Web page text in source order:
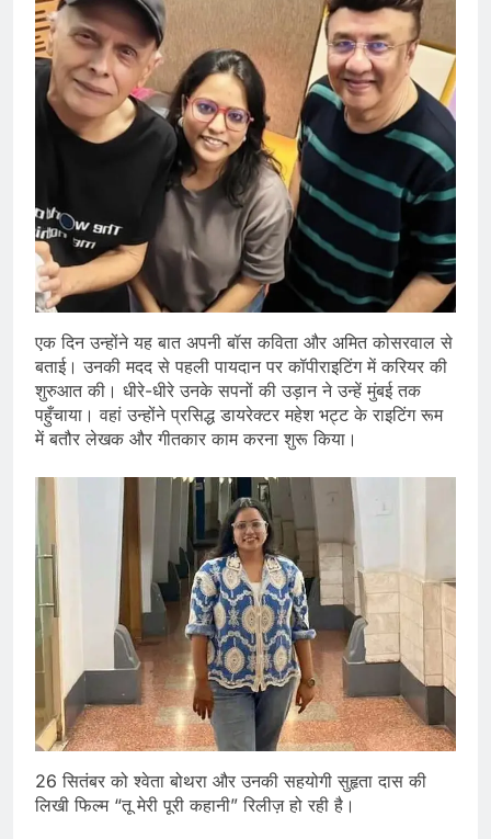
एक दिन उन्होंने यह बात अपनी बॉस कविता और अमित कोसरवाल से
बताई। उनकी मदद से पहली पायदान पर कॉपीराइटिंग में करियर की
शुरुआत की। धीरे-धीरे उनके सपनों की उड़ान ने उन्हें मुंबई तक
पहुँचाया। वहां उन्होंने प्रसिद्ध डायरेक्टर महेश भट्ट के राइटिंग रूम
में बतौर लेखक और गीतकार काम करना शुरू किया।
26 सितंबर को श्वेता बोथरा और उनकी सहयोगी सुहृता दास की
लिखी फिल्म “तू मेरी पूरी कहानी” रिलीज़ हो रही है।